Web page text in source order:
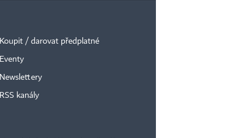
Koupit / darovat předplatné
Eventy
Newslettery
RSS kanály